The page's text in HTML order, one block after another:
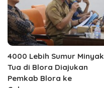
4000 Lebih Sumur Minyak
Tua di Blora Diajukan
Pemkab Blora ke